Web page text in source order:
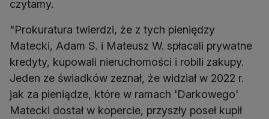
czytamy.
"Prokuratura twierdzi, że z tych pieniędzy
Matecki, Adam S. i Mateusz W. spłacali prywatne
kredyty, kupowali nieruchomości i robili zakupy.
Jeden ze świadków zeznał, że widział w 2022 r.
jak za pieniądze, które w ramach 'Darkowego'
Matecki dostał w kopercie, przyszły poseł kupił